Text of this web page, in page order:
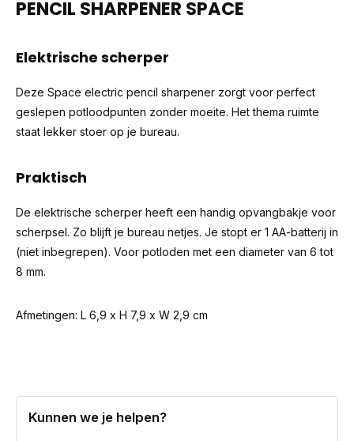
PENCIL SHARPENER SPACE
Elektrische scherper
Deze Space electric pencil sharpener zorgt voor perfect
geslepen potloodpunten zonder moeite. Het thema ruimte
staat lekker stoer op je bureau.
Praktisch
De elektrische scherper heeft een handig opvangbakje voor
scherpsel. Zo blijft je bureau netjes. Je stopt er 1 AA-batterij in
(niet inbegrepen). Voor potloden met een diameter van 6 tot
8 mm.
Afmetingen: L 6,9 x H 7,9 x W 2,9 cm
Kunnen we je helpen?